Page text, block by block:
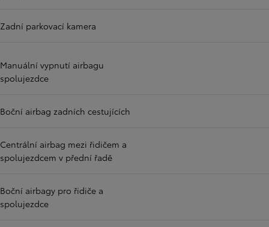
Zadní parkovací kamera
Manuální vypnutí airbagu
spolujezdce
Boční airbag zadních cestujících
Centrální airbag mezi řidičem a
spolujezdcem v přední řadě
Boční airbagy pro řidiče a
spolujezdce